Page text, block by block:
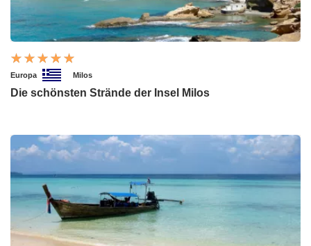
Europa Milos
Die schönsten Strände der Insel Milos